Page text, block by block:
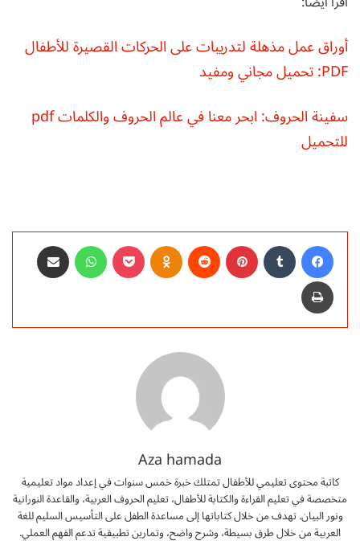
أوراق عمل مذهلة لتدريبات على الحركات القصيرة للأطفال
PDF: تحميل مجاني ومفيد
سفينة الحروف: ابحر معنا في عالم الحروف والكلمات pdf
للتحميل
فيسبوك بينتيريست Odnoklassniki
‫Pocket واتساب
طباعة
Aza hamada
كاتبة محتوى تعليمي للأطفال تمتلك خبرة خمس سنوات في إعداد مواد تعليمية
متخصصة في تعليم القراءة والكتابة للأطفال، تعليم الحروف العربية، والقاعدة النورانية
ونور البيان. تهدف من خلال كتاباتها إلى مساعدة الطفل على التأسيس السليم للغة
العربية من خلال طرق بسيطة، وشرح واضح، وتمارين تطبيقية تدعم الفهم العملي.